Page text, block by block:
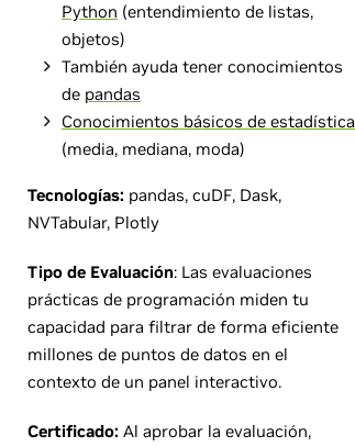
Python (entendimiento de listas,
objetos)
También ayuda tener conocimientos
de pandas
Conocimientos básicos de estadística
(media, mediana, moda)
Tecnologías: pandas, cuDF, Dask,
NVTabular, Plotly
Tipo de Evaluación: Las evaluaciones
prácticas de programación miden tu
capacidad para filtrar de forma eficiente
millones de puntos de datos en el
contexto de un panel interactivo.
Certificado: Al aprobar la evaluación,